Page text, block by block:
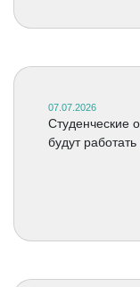
07.07.2026
Студенческие
будут